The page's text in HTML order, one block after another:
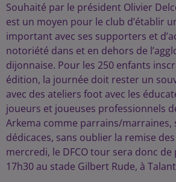
Souhaité par le président Olivier
est un moyen pour le club d’établir
important avec ses supporters et
notoriété dans et en dehors de
dijonnaise. Pour les 250 enfants
édition, la journée doit rester un
avec des ateliers foot avec les
joueurs et joueuses professionnels
Arkema comme parrains/marraines,
dédicaces, sans oublier la remise
mercredi, le DFCO tour sera donc de
17h30 au stade Gilbert Rude, à